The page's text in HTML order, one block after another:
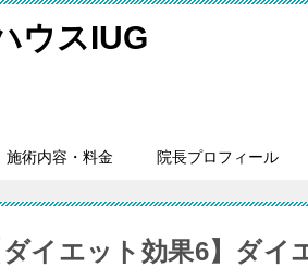
ウスIUG
施術内容・料金 院長プロフィール
イエット効果6】ダイ